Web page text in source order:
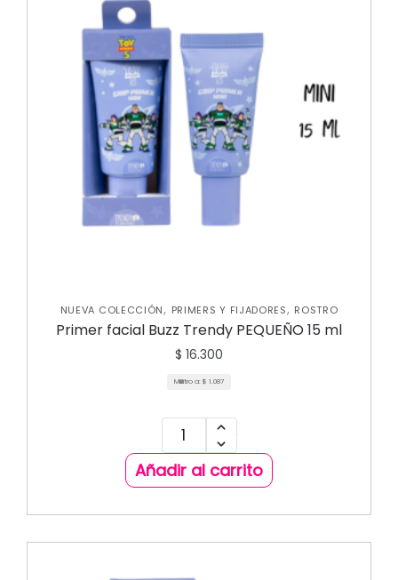
NUEVA COLECCIÓN, PRIMERS Y FIJADORES, ROSTRO
Primer facial Buzz Trendy PEQUEÑO 15 ml
$ 16.300
Mililitro a: $ 1.087
Añadir al carrito